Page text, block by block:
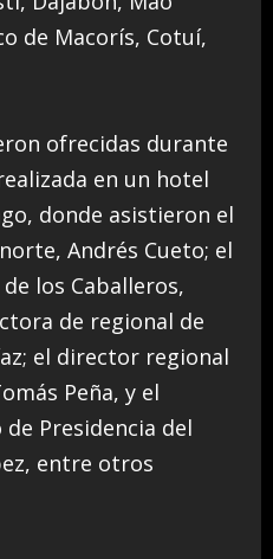
de Macorís, Cotuí,
ofrecidas durante
en un hotel
donde asistieron el
Andrés Cueto; el
los Caballeros,
de regional de
el director regional
Peña, y el
Presidencia del
entre otros